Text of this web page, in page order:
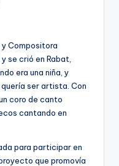
y Compositora
se crió en Rabat,
era una niña, y
ser artista. Con
coro de canto
cantando en
para participar en
que promovía